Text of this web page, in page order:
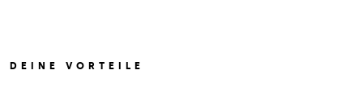
DEINE VORTEILE